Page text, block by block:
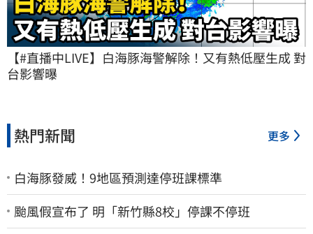
【#直播中LIVE】白海豚海警解除！又有熱低壓生成 對
台影響曝
熱門新聞 更多
白海豚發威！9地區預測達停班課標準
颱風假宣布了 明「新竹縣8校」停課不停班